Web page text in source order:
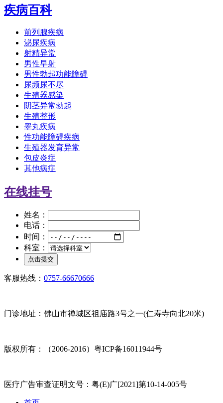
疾病百科
前列腺疾病
泌尿疾病
射精异常
男性早射
男性勃起功能障碍
尿频尿不尽
生殖器感染
阴茎异常勃起
生殖整形
睾丸疾病
性功能障碍疾病
生殖器发育异常
包皮炎症
其他病症
在线挂号
姓名：
电话：
时间：
科室：
客服热线： 0757-66670666
门诊地址：佛山市禅城区祖庙路3号之一(仁寿寺向北20米)
版权所有：（2006-2016）粤ICP备16011944号
医疗广告审查证明文号：粤(E)广[2021]第10-14-005号